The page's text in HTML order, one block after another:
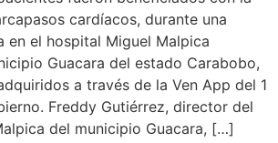
cardíacos, durante una
en el hospital Miguel Malpica
Guacara del estado Carabobo,
a través de la Ven App del 1
Freddy Gutiérrez, director del
del municipio Guacara, […]